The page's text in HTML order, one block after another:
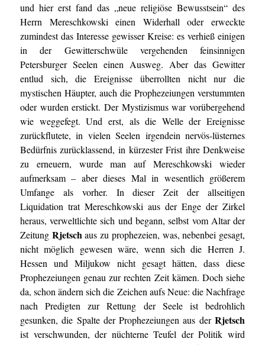
und hier erst fand das „neue religiöse Bewusstsein“ des
Herrn Mereschkowski einen Widerhall oder erweckte
zumindest das Interesse gewisser Kreise: es verhieß einigen
in der Gewitterschwüle vergehenden feinsinnigen
Petersburger Seelen einen Ausweg. Aber das Gewitter
entlud sich, die Ereignisse überrollten nicht nur die
mystischen Häupter, auch die Prophezeiungen verstummten
oder wurden erstickt. Der Mystizismus war vorübergehend
wie weggefegt. Und erst, als die Welle der Ereignisse
zurückflutete, in vielen Seelen irgendein nervös-lüsternes
Bedürfnis zurücklassend, in kürzester Frist ihre Denkweise
zu erneuern, wurde man auf Mereschkowski wieder
aufmerksam – aber dieses Mal in wesentlich größerem
Umfange als vorher. In dieser Zeit der allseitigen
Liquidation trat Mereschkowski aus der Enge der Zirkel
heraus, verweltlichte sich und begann, selbst vom Altar der
Zeitung Rjetsch aus zu prophezeien, was, nebenbei gesagt,
nicht möglich gewesen wäre, wenn sich die Herren J.
Hessen und Miljukow nicht gesagt hätten, dass diese
Prophezeiungen genau zur rechten Zeit kämen. Doch siehe
da, schon ändern sich die Zeichen aufs Neue: die Nachfrage
nach Predigten zur Rettung der Seele ist bedrohlich
gesunken, die Spalte der Prophezeiungen aus derRjetsch
ist verschwunden, der nüchterne Teufel der Politik wird